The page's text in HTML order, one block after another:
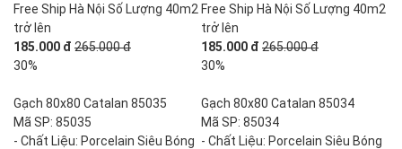
Free Ship Hà Nội Số Lượng 40m2
trở lên
185.000 đ 265.000 đ
30%
Free Ship Hà Nội Số Lượng 40m2
trở lên
185.000 đ 265.000 đ
30%
Gạch 80x80 Catalan 85035
Mã SP: 85035
- Chất Liệu: Porcelain Siêu Bóng
Gạch 80x80 Catalan 85034
Mã SP: 85034
- Chất Liệu: Porcelain Siêu Bóng